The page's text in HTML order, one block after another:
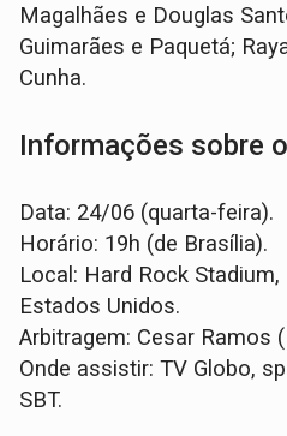
Magalhães e Douglas
Guimarães e Paquetá;
Cunha.
Informações sobre
Data: 24/06 (quarta-feira).
Horário: 19h (de Brasília).
Local: Hard Rock
Estados Unidos.
Arbitragem: Cesar Ramos
Onde assistir: TV Globo,
SBT.